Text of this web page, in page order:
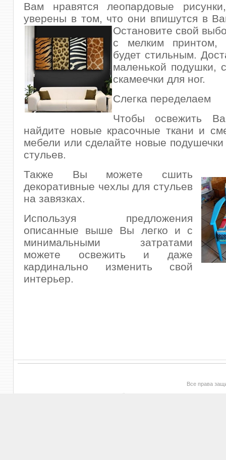
Вам нравятся леопардовые
уверены в том, что они впишутся в
Остановите свой
с мелким
будет стильным.
маленькой подушки,
скамеечки для ног.
Слегка переделаем
Чтобы освежить
найдите новые красочные ткани и
мебели или сделайте новые подушечки
стульев.
Также Вы можете сшить
декоративные чехлы для стульев
на завязках.
Используя предложения
описанные выше Вы легко и с
минимальными затратами
можете освежить и даже
кардинально изменить свой
интерьер.
Все права